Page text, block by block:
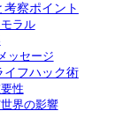
察ポイント
ラル
ッセージ
イフハック術
性
界の影響